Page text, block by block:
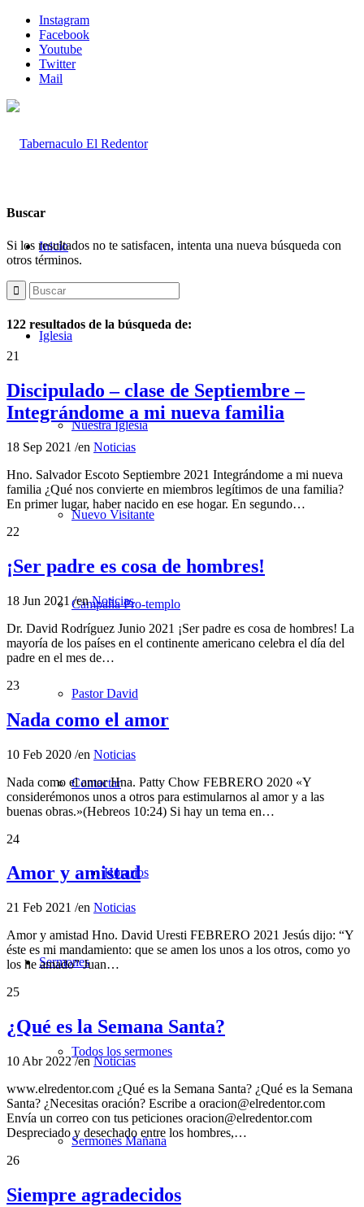
Instagram
Facebook
Youtube
Twitter
Mail
Inicio
Iglesia
Nuestra Iglesia
Nuevo Visitante
Campaña Pro-templo
Pastor David
Contactar
Horarios
Sermones
Todos los sermones
Sermones Mañana
Buscar
Si los resultados no te satisfacen, intenta una nueva búsqueda con
otros términos.
122 resultados de la búsqueda de:
21
Discipulado – clase de Septiembre –
Integrándome a mi nueva familia
18 Sep 2021 /en Noticias
Hno. Salvador Escoto Septiembre 2021 Integrándome a mi nueva
familia ¿Qué nos convierte en miembros legítimos de una familia?
En primer lugar, haber nacido en ese hogar. En segundo…
22
¡Ser padre es cosa de hombres!
18 Jun 2021/enNoticias
Dr. David Rodríguez Junio 2021 ¡Ser padre es cosa de hombres! La
mayoría de los países en el continente americano celebra el día del
padre en el mes de…
23
Nada como el amor
10 Feb 2020 /en Noticias
Nada como el amor Hna. Patty Chow FEBRERO 2020 «Y
considerémonos unos a otros para estimularnos al amor y a las
buenas obras.»(Hebreos 10:24) Si hay un tema en…
24
Amor y amistad
21 Feb 2021 /en Noticias
Amor y amistad Hno. David Uresti FEBRERO 2021 Jesús dijo: “Y
éste es mi mandamiento: que se amen los unos a los otros, como yo
los he amado” Juan…
25
¿Qué es la Semana Santa?
10 Abr 2022/enNoticias
www.elredentor.com ¿Qué es la Semana Santa? ¿Qué es la Semana
Santa? ¿Necesitas oración? Escribe a oracion@elredentor.com
Envía un correo con tus peticiones oracion@elredentor.com
Despreciado y desechado entre los hombres,…
26
Siempre agradecidos